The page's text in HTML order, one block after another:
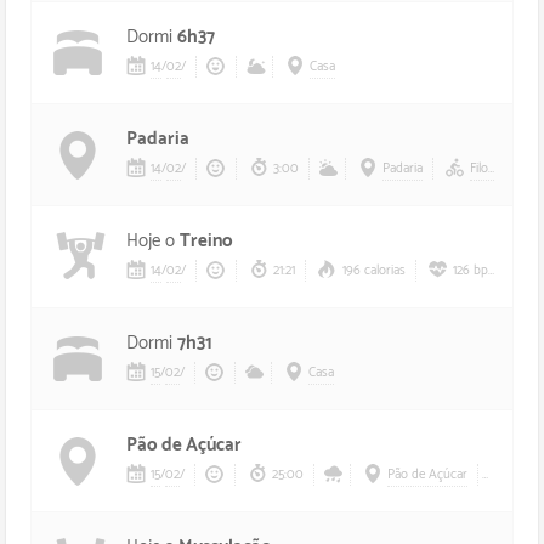
Dormi6h37
14/02/ Casa
Padaria
14/02/ 3:00 Padaria Filomena
Hoje oTreino
14/02/ 21:21 196 calorias 126 bpm
Dormi7h31
15/02/ Casa
Pão de Açúcar
15/02/ 25:00 Pão de Açúcar